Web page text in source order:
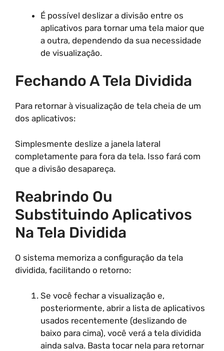
É possível deslizar a divisão entre os
aplicativos para tornar uma tela maior que
a outra, dependendo da sua necessidade
de visualização.
Fechando A Tela Dividida
Para retornar à visualização de tela cheia de um
dos aplicativos:
Simplesmente deslize a janela lateral
completamente para fora da tela. Isso fará com
que a divisão desapareça.
Reabrindo Ou
Substituindo Aplicativos
Na Tela Dividida
O sistema memoriza a configuração da tela
dividida, facilitando o retorno:
Se você fechar a visualização e,
posteriormente, abrir a lista de aplicativos
usados recentemente (deslizando de
baixo para cima), você verá a tela dividida
ainda salva. Basta tocar nela para retornar